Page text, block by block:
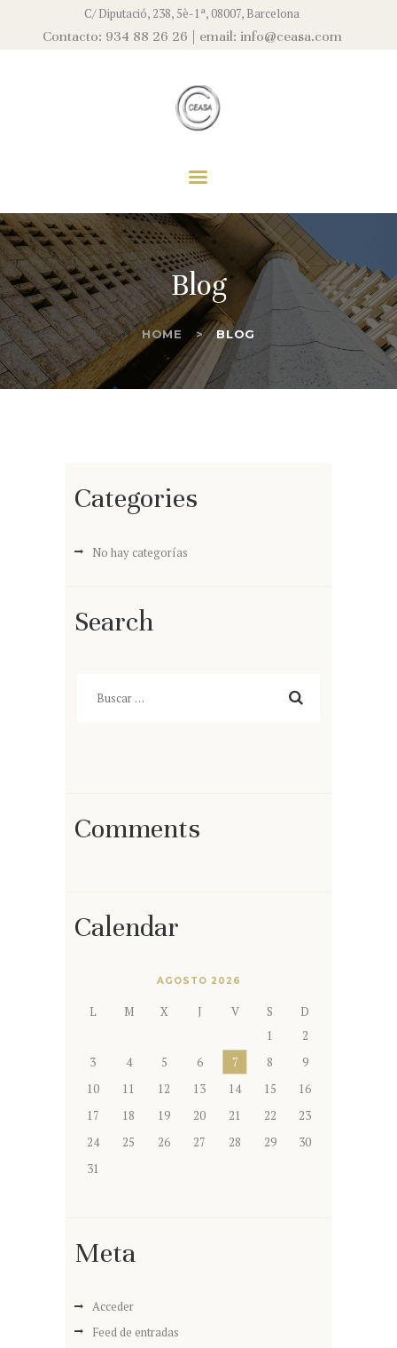
C/ Diputació, 238, 5è-1ª, 08007, Barcelona
Contacto: 934 88 26 26 | email: info@ceasa.com
Blog
HOME BLOG
Asesores Fiscales, S.L
EMPRESA
EQUIPO
Categories
No hay categorías
Search
Comments
Calendar
AGOSTO 2026
L M X J V S
D
1
2
3
4 5 6 7 8
9
10
11 12 13 14 15
16
17
18 19 20 21 22
23
24
25 26 27 28 29
30
31
Meta
Acceder
Feed de entradas